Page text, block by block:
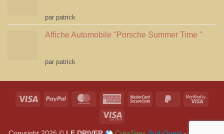
Note4
sur 5
par patrick
Affiche Automobile "Porsche Summer Time "
Note4
sur 5
par patrick
Visa PayPal MasterCardAmericanMasterCardPayPal
Visa
Visa